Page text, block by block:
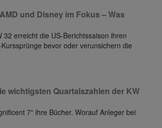
und Disney im Fokus – Was
erreicht die US-Berichtssaison ihren
bevor oder verunsichern die
wichtigsten Quartalszahlen der KW
7“ ihre Bücher. Worauf Anleger bei